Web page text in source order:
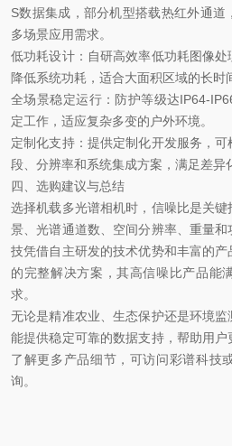
S数据集成，部分机型搭载热红外通道
多场景应用需求。
低功耗设计：自研高效率低功耗图像处
降低系统功耗，适合大面积区域的长时
全场景稳定运行：防护等级达IP64-
定工作，适应复杂多变的户外环境。
定制化支持：提供定制化开发服务，
段、分辨率和系统集成方案，满足差异
四、选购建议与总结
选择机载多光谱相机时，信噪比是关
景、光谱通道数、空间分辨率、重量
技凭借自主研发的技术优势和丰富的
的完整解决方案，其高信噪比产品能
求。
无论是精准农业、生态保护还是环境
能提供稳定可靠的数据支持，帮助用
了解更多产品细节，可访问彩谱科技
询。